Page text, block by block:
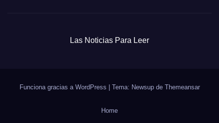
Las Noticias Para Leer
Funciona gracias a WordPress | Tema: Newsup de Themeansar
Home